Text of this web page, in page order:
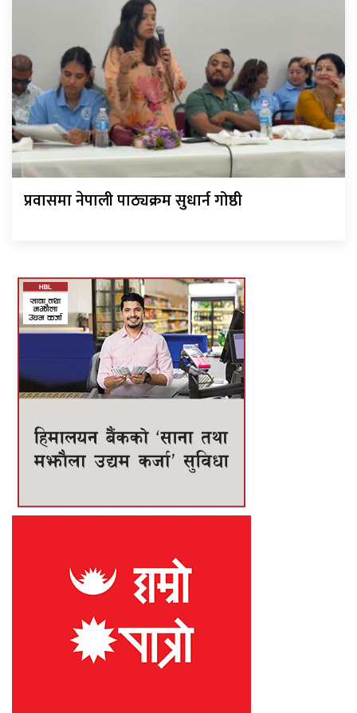
प्रवासमा नेपाली पाठ्यक्रम सुधार्न गोष्ठी